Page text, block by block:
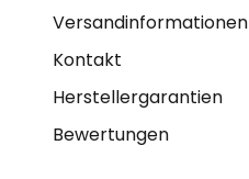
Versandinformationen
Kontakt
Herstellergarantien
Bewertungen